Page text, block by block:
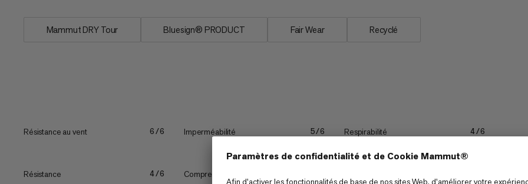
Mammut DRY Tour Bluesign® PRODUCT Fair Wear Recyclé
Résistance au vent 6/6 Imperméabilité 5/6 Respirabilité 4/6
Résistance 4/6 Compressibilité